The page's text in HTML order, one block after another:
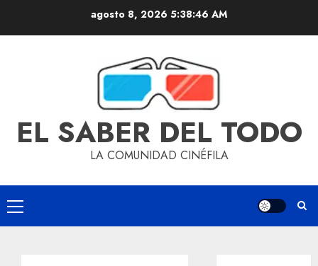
agosto 8, 20265:38:47 AM
EL SABER DEL TODO
LA COMUNIDAD CINÉFILA